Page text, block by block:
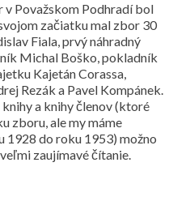
Považskom Podhradí bol
začiatku mal zbor 30
Fiala, prvý náhradný
Michal Boško, pokladník
Kajetán Corassa,
Rezák a Pavel Kompánek.
a knihy členov (ktoré
zboru, ale my máme
1928 do roku 1953) možno
zaujímavé čítanie.